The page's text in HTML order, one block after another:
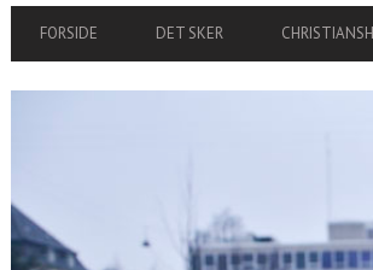
PRIMARY
NAVIGATION
FORSIDE DET SKER